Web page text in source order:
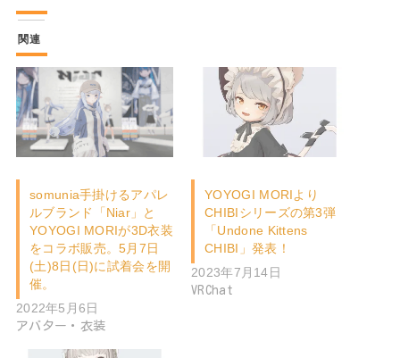
関連
somunia手掛けるアパレ
ルブランド「Niar」と
YOYOGI MORIが3D衣装
をコラボ販売。5月7日
(土)8日(日)に試着会を開
催。
2022年5月6日
アバター・衣装
YOYOGI MORIより
CHIBIシリーズの第3弾
「Undone Kittens
CHIBI」発表！
2023年7月14日
VRChat